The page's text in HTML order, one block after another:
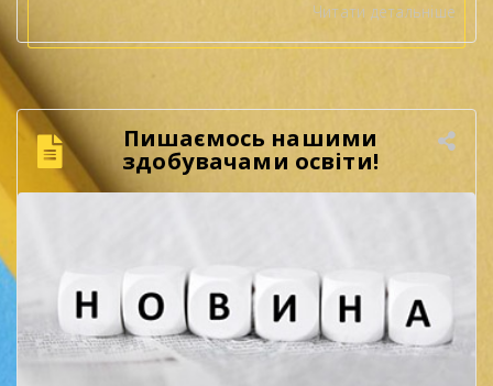
Читати детальніше
Пишаємось нашими
здобувачами освіти!